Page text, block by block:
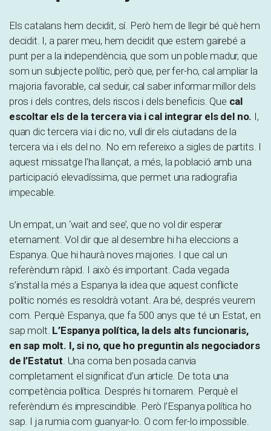
Els catalans hem decidit, sí. Però hem de llegir bé què hem
decidit. I, a parer meu, hem decidit que estem gairebé a
punt per a la independència, que som un poble madur, que
som un subjecte polític, però que, per fer-ho, cal ampliar la
majoria favorable, cal seduir, cal saber informar millor dels
pros i dels contres, dels riscos i dels beneficis. Que cal
escoltar els de la tercera via i cal integrar els del no. I,
quan dic tercera via i dic no, vull dir els ciutadans de la
tercera via i els del no. No em refereixo a sigles de partits. I
aquest missatge l’ha llançat, a més, la població amb una
participació elevadíssima, que permet una radiografia
impecable.
Un empat, un ‘wait and see’, que no vol dir esperar
eternament. Vol dir que al desembre hi ha eleccions a
Espanya. Que hi haurà noves majories. I que cal un
referèndum ràpid. I això és important. Cada vegada
s’instal·la més a Espanya la idea que aquest conflicte
polític només es resoldrà votant. Ara bé, després veurem
com. Perquè Espanya, que fa 500 anys que té un Estat, en
sap molt. L’Espanya política, la dels alts funcionaris,
en sap molt. I, si no, que ho preguntin als negociadors
de l’Estatut. Una coma ben posada canvia
completament el significat d’un article. De tota una
competència política. Després hi tornarem. Perquè el
referèndum és imprescindible. Però l’Espanya política ho
sap. I ja rumia com guanyar-lo. O com fer-lo impossible.